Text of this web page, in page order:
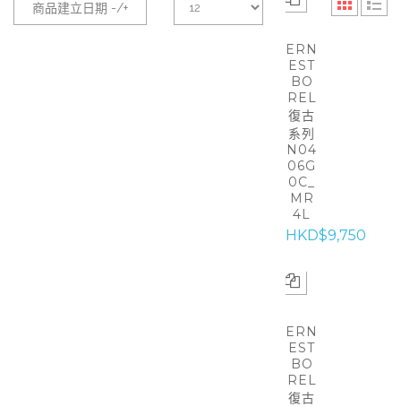
商品建立日期 -/+
ERN
EST
BO
REL
復古
系列
N04
06G
0C_
MR
4L
HKD$9,750
ERN
EST
BO
REL
復古